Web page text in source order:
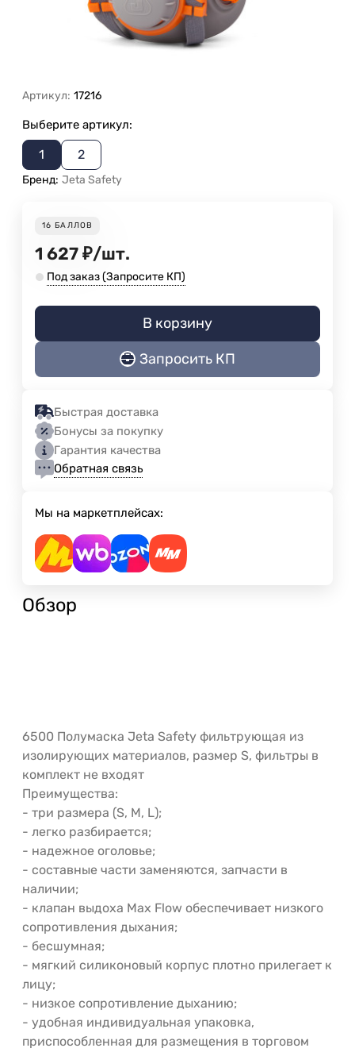
Артикул: 17216
Выберите артикул:
1 2
Бренд: Jeta Safety
16 БАЛЛОВ
1 627 ₽/шт.
Под заказ (Запросите КП)
В корзину
Запросить КП
Быстрая доставка
Бонусы за покупку
Гарантия качества
Обратная связь
Мы на маркетплейсах:
Обзор
6500 Полумаска Jeta Safety фильтрующая из
изолирующих материалов, размер S, фильтры в
комплект не входят
Преимущества:
- три размера (S, M, L);
- легко разбирается;
- надежное оголовье;
- составные части заменяются, запчасти в
наличии;
- клапан выдоха Max Flow обеспечивает низкого
сопротивления дыхания;
- бесшумная;
- мягкий силиконовый корпус плотно прилегает к
лицу;
- низкое сопротивление дыханию;
- удобная индивидуальная упаковка,
приспособленная для размещения в торговом